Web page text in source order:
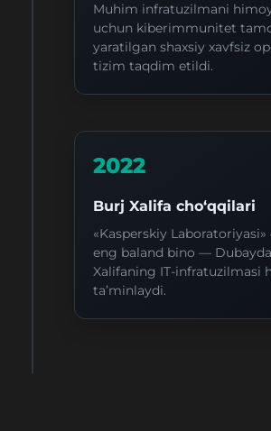
Muhim infratuzilmani
uchun kiberimmunitet
yaratilgan shaxsiy xavfsiz
tizim taqdim etildi.
2022
Burj Xalifa cho‘qqilari
«Kasperskiy
eng baland bino —
Xalifaning IT-infratuzilmasi
ta’minlaydi.